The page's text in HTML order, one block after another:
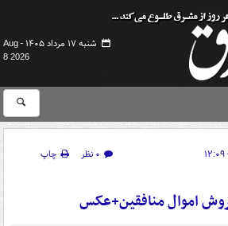
شنبه ۱۷ مرداد ۱۴۰۵ -
Aug
8 2026
۰ نظر
چاپ
اموال منافقین+عکس